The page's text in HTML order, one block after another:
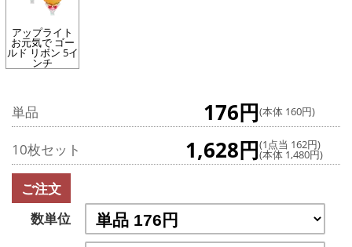
アップライト
お元気で ゴー
ルド リボン 5イ
ンチ
単品 176円(本体 160円)
10枚セット 1,628円(1点当 162円)
(本体 1,480円)
ご注文
数単位